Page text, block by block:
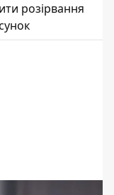
розірвання